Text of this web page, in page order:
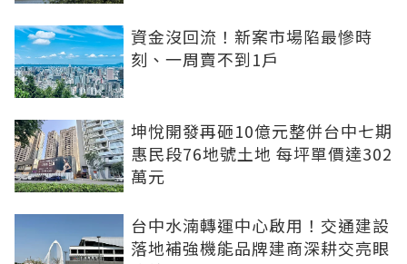
資金沒回流！新案市場陷最慘時
刻、一周賣不到1戶
坤悅開發再砸10億元整併台中七期
惠民段76地號土地 每坪單價達302
萬元
台中水湳轉運中心啟用！交通建設
落地補強機能品牌建商深耕交亮眼